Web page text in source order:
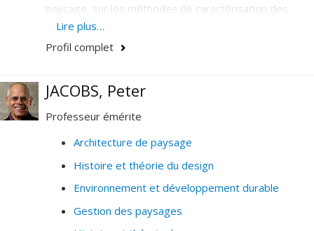
Je détiens une expertise particulière sur l’histoire, la
théorie et la production des squares-jardins et des
parcs urbains au XIXe et XXe siècle en Occident.
paysage, sur les méthodes de caractérisation des
paysages et sur les relations agriculture et paysage,
et, forêt et paysage.
Lire plus…
Profil complet
JACOBS, Peter
Professeur émérite
Architecture de paysage
Histoire et théorie du design
Environnement et développement durable
Gestion des paysages